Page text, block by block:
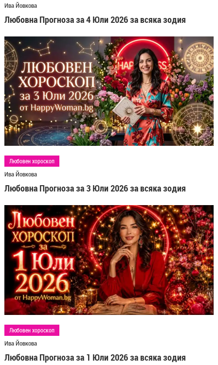
Ива Йовкова
Любовна Прогноза за 4 Юли 2026 за всяка зодия
Любовен хороскоп
Ива Йовкова
Любовна Прогноза за 3 Юли 2026 за всяка зодия
Любовен хороскоп
Ива Йовкова
Любовна Прогноза за 1 Юли 2026 за всяка зодия